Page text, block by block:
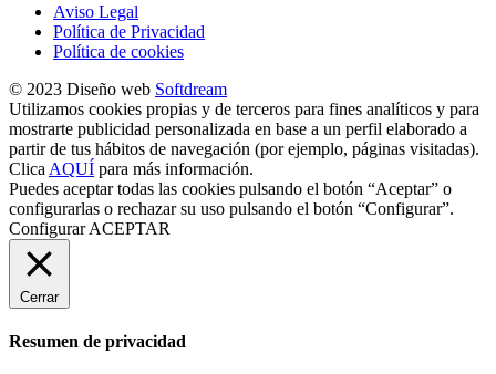
Aviso Legal
Política de Privacidad
Política de cookies
© 2023 Diseño web Softdream
Utilizamos cookies propias y de terceros para fines analíticos y para
mostrarte publicidad personalizada en base a un perfil elaborado a
partir de tus hábitos de navegación (por ejemplo, páginas visitadas).
Clica AQUÍ para más información.
Puedes aceptar todas las cookies pulsando el botón “Aceptar” o
configurarlas o rechazar su uso pulsando el botón “Configurar”.
Configurar ACEPTAR
Cerrar
Resumen de privacidad